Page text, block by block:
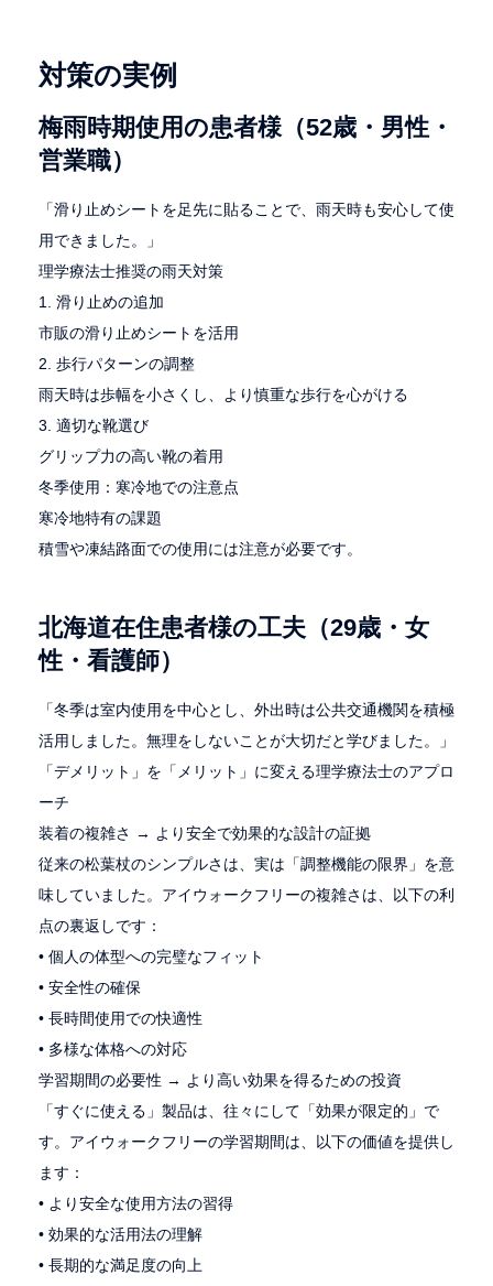
対策の実例
梅雨時期使用の患者様（52歳・男性・
営業職）
「滑り止めシートを足先に貼ることで、雨天時も安心して使
用できました。」
理学療法士推奨の雨天対策
1. 滑り止めの追加
市販の滑り止めシートを活用
2. 歩行パターンの調整
雨天時は歩幅を小さくし、より慎重な歩行を心がける
3. 適切な靴選び
グリップ力の高い靴の着用
冬季使用：寒冷地での注意点
寒冷地特有の課題
積雪や凍結路面での使用には注意が必要です。
北海道在住患者様の工夫（29歳・女
性・看護師）
「冬季は室内使用を中心とし、外出時は公共交通機関を積極
活用しました。無理をしないことが大切だと学びました。」
「デメリット」を「メリット」に変える理学療法士のアプロ
ーチ
装着の複雑さ → より安全で効果的な設計の証拠
従来の松葉杖のシンプルさは、実は「調整機能の限界」を意
味していました。アイウォークフリーの複雑さは、以下の利
点の裏返しです：
• 個人の体型への完璧なフィット
• 安全性の確保
• 長時間使用での快適性
• 多様な体格への対応
学習期間の必要性 → より高い効果を得るための投資
「すぐに使える」製品は、往々にして「効果が限定的」で
す。アイウォークフリーの学習期間は、以下の価値を提供し
ます：
• より安全な使用方法の習得
• 効果的な活用法の理解
• 長期的な満足度の向上